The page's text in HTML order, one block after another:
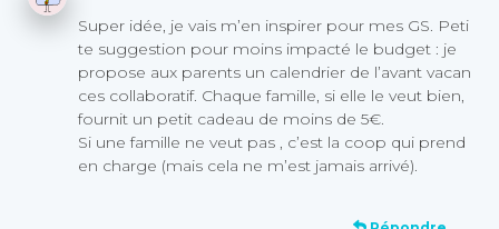
Super idée, je vais m’en inspirer pour mes GS. Peti
te suggestion pour moins impacté le budget : je
propose aux parents un calendrier de l’avant vacan
ces collaboratif. Chaque famille, si elle le veut bien,
fournit un petit cadeau de moins de 5€.
Si une famille ne veut pas , c’est la coop qui prend
en charge (mais cela ne m’est jamais arrivé).